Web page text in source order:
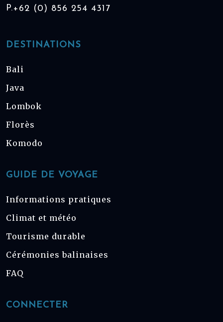
P.+62 (0) 856 254 4317
DESTINATIONS
Bali
Java
Lombok
Florès
Komodo
GUIDE DE VOYAGE
Informations pratiques
Climat et météo
Tourisme durable
Cérémonies balinaises
FAQ
CONNECTER